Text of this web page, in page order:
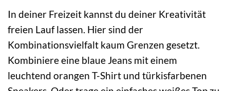
In deiner Freizeit kannst du deiner Kreativität
freien Lauf lassen. Hier sind der
Kombinationsvielfalt kaum Grenzen gesetzt.
Kombiniere eine blaue Jeans mit einem
leuchtend orangen T-Shirt und türkisfarbenen